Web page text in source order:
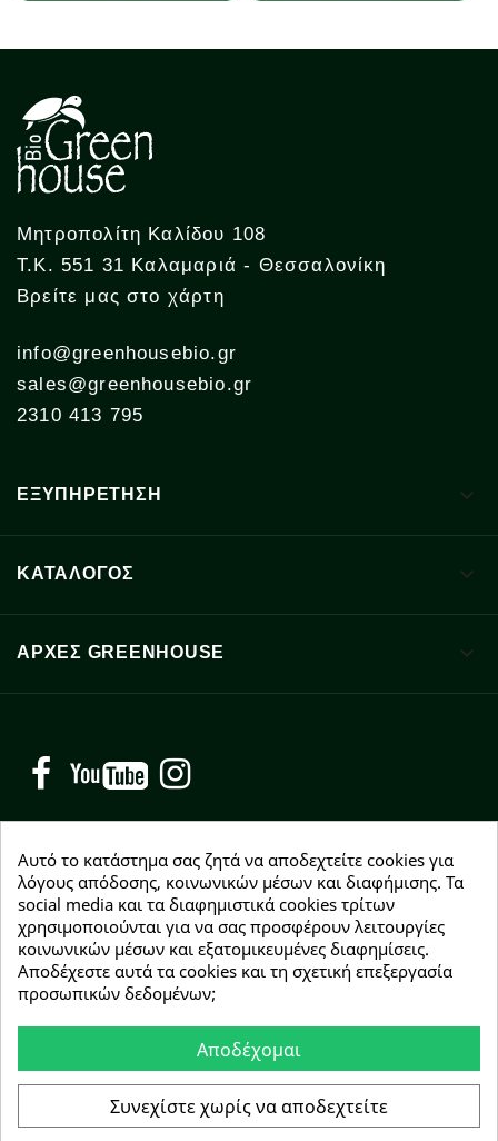
Μητροπολίτη Καλίδου 108
Τ.Κ. 551 31 Καλαμαριά - Θεσσαλονίκη
Βρείτε μας στο χάρτη
info@greenhousebio.gr
sales@greenhousebio.gr
2310 413 795
ΕΞΥΠΗΡΕΤΗΣΗ 
ΚΑΤΑΛΟΓΟΣ 
ΑΡΧΈΣ GREENHOUSE 
Facebook YouTube
NEWSLETTER
Εγγραφείτε δωρεάν και θα είστε οι πρώτοι που θα
λάβετε τα νέα μας γύρω από προσφορές, εκπτώσεις
και νέα προϊόντα.
Συμφωνώ με τουςόρους χρήσης
Αυτό το κατάστημα σας ζητά να αποδεχτείτε cookies για
λόγους απόδοσης, κοινωνικών μέσων και διαφήμισης. Τα
social media και τα διαφημιστικά cookies τρίτων
χρησιμοποιούνται για να σας προσφέρουν λειτουργίες
κοινωνικών μέσων και εξατομικευμένες διαφημίσεις.
Αποδέχεστε αυτά τα cookies και τη σχετική επεξεργασία
προσωπικών δεδομένων;
Αποδέχομαι
Συνεχίστε χωρίς να αποδεχτείτε